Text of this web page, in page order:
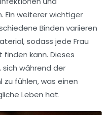
Ein weiterer wichtiger
Binden variieren
sodass jede Frau
kann. Dieses
sich während der
zu fühlen, was einen
Leben hat.